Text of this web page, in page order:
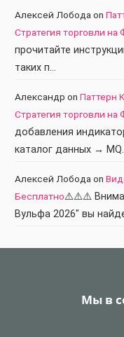
Алексей Лобода on
Стратегия торговли
прочитайте
таких п…
Александр on Паттерн
Стратегия торговли
добавления
каталог данных →
Алексей Лобода on
Бесплатно⚠️⚠️⚠️
Вульфа 2026" вы
Мы в